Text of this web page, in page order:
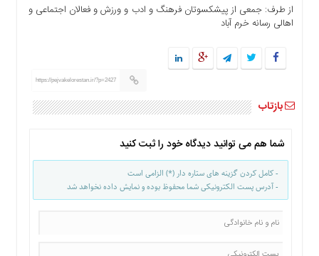
از طرف: جمعی از پیشکسوتان فرهنگ و ادب و ورزش و فعالان اجتماعی و
اهالی رسانه خرم آباد
https://pejvakelorestan.ir/?p=2427
بازتاب
شما هم می توانید دیدگاه خود را ثبت کنید
- کامل کردن گزینه های ستاره دار (*) الزامی است
- آدرس پست الکترونیکی شما محفوظ بوده و نمایش داده نخواهد شد